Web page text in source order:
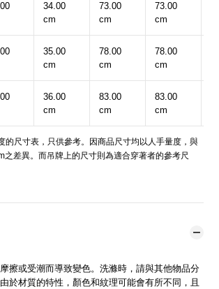
34.00
cm
73.00
cm
73.00
cm
35.00
cm
78.00
cm
78.00
cm
36.00
cm
83.00
cm
83.00
cm
的尺寸表，只供參考。因商品尺寸均以人手量度，與
之差異。而吊牌上的尺寸則為適合穿著者的參考尺
擦或受潮而導致變色。洗滌時，請與其他物品分
於材質的特性，顏色和紋理可能會有所不同，且